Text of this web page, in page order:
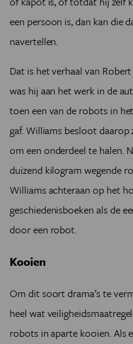
een persoon is, dan kan die
navertellen.
Dat is het verhaal van
was hij aan het werk in de
toen een van de robots in
gaf. Williams besloot
om een onderdeel te halen.
duizend kilogram wegende
Williams achteraan op het
geschiedenisboeken als de
door een robot.
Kooien
Om dit soort drama’s te
heel wat
robots in aparte kooien. Als